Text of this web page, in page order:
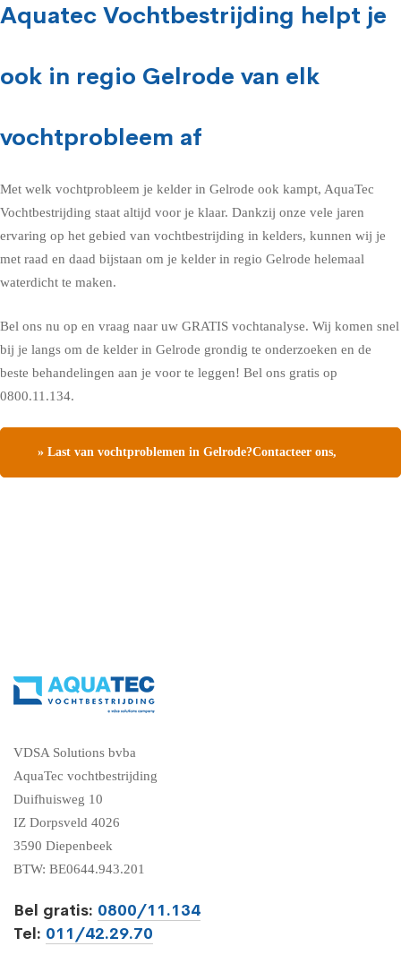
Aquatec Vochtbestrijding helpt je
ook in regio Gelrode van elk
vochtprobleem af
Met welk vochtprobleem je kelder in Gelrode ook kampt, AquaTec
Vochtbestrijding staat altijd voor je klaar. Dankzij onze vele jaren
ervaring op het gebied van vochtbestrijding in kelders, kunnen wij je
met raad en daad bijstaan om je kelder in regio Gelrode helemaal
waterdicht te maken.
Bel ons nu op en vraag naar uw GRATIS vochtanalyse. Wij komen snel
bij je langs om de kelder in Gelrode grondig te onderzoeken en de
beste behandelingen aan je voor te leggen! Bel ons gratis op
0800.11.134.
» Last van vochtproblemen in Gelrode?Contacteer ons,
VDSA Solutions bvba
AquaTec vochtbestrijding
Duifhuisweg 10
IZ Dorpsveld 4026
3590 Diepenbeek
BTW: BE0644.943.201
Bel gratis: 0800/11.134
Tel: 011/42.29.70